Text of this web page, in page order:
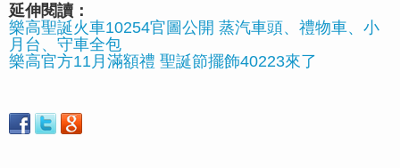
延伸閱讀：
樂高聖誕火車10254官圖公開 蒸汽車頭、禮物車、小
月台、守車全包
樂高官方11月滿額禮 聖誕節擺飾40223來了